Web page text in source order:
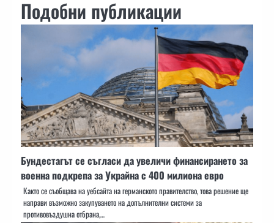
Подобни публикации
Бундестагът се съгласи да увеличи финансирането за
военна подкрепа за Украйна с 400 милиона евро
Както се съобщава на уебсайта на германското правителство, това решение ще
направи възможно закупуването на допълнителни системи за
противовъздушна отбрана,…